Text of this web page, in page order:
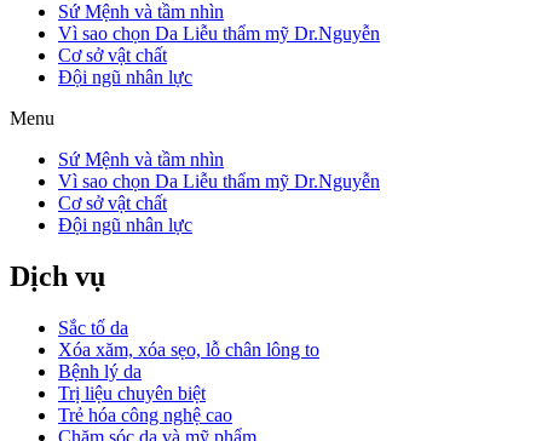
Sứ Mệnh và tầm nhìn
Vì sao chọn Da Liễu thẩm mỹ Dr.Nguyễn
Cơ sở vật chất
Đội ngũ nhân lực
Menu
Sứ Mệnh và tầm nhìn
Vì sao chọn Da Liễu thẩm mỹ Dr.Nguyễn
Cơ sở vật chất
Đội ngũ nhân lực
Dịch vụ
Sắc tố da
Xóa xăm, xóa sẹo, lỗ chân lông to
Bệnh lý da
Trị liệu chuyên biệt
Trẻ hóa công nghệ cao